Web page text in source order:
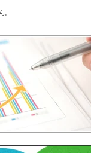
。